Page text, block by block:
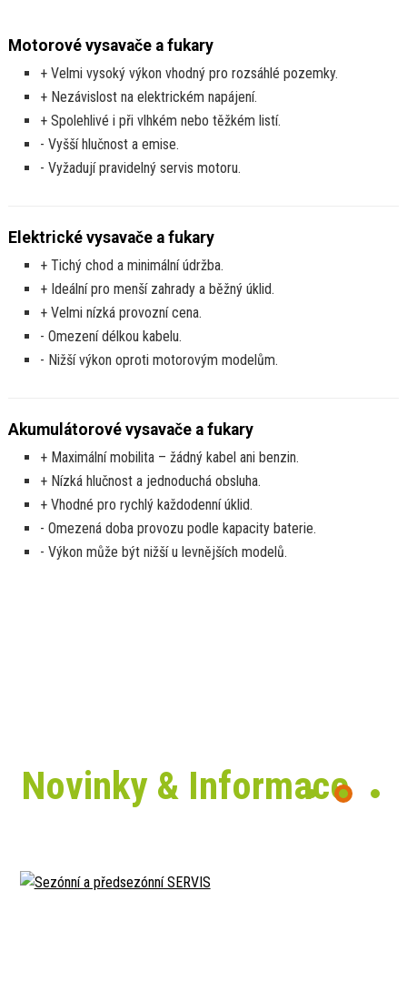
Motorové vysavače a fukary
+ Velmi vysoký výkon vhodný pro rozsáhlé pozemky.
+ Nezávislost na elektrickém napájení.
+ Spolehlivé i při vlhkém nebo těžkém listí.
- Vyšší hlučnost a emise.
- Vyžadují pravidelný servis motoru.
Elektrické vysavače a fukary
+ Tichý chod a minimální údržba.
+ Ideální pro menší zahrady a běžný úklid.
+ Velmi nízká provozní cena.
- Omezení délkou kabelu.
- Nižší výkon oproti motorovým modelům.
Akumulátorové vysavače a fukary
+ Maximální mobilita – žádný kabel ani benzin.
+ Nízká hlučnost a jednoduchá obsluha.
+ Vhodné pro rychlý každodenní úklid.
- Omezená doba provozu podle kapacity baterie.
- Výkon může být nižší u levnějších modelů.
Novinky & Informace